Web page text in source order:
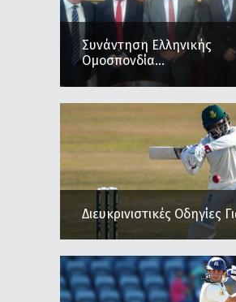
Συνάντηση Ελληνικής
Ομοσπονδία...
Διευκρινιστικές Οδηγίες